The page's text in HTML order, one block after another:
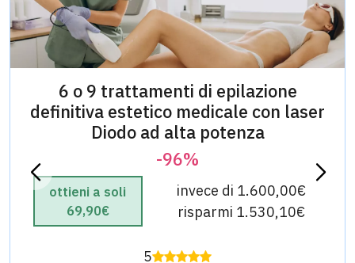
6 o 9 trattamenti di epilazione
definitiva estetico medicale con laser
Diodo ad alta potenza
-96%
ottieni a soli
69,90€
invece di 1.600,00€
risparmi 1.530,10€
5